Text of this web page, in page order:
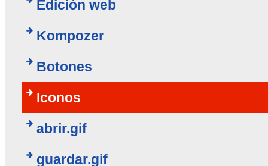
Edición web
Kompozer
Botones
Iconos
abrir.gif
guardar.gif